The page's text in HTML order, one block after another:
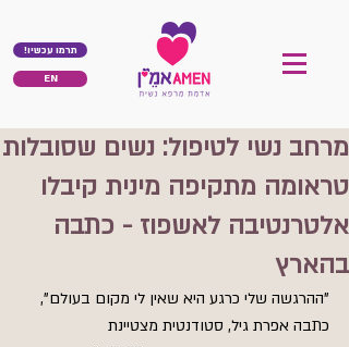
!תרמו עכשיו
EN
מרחב נשי לטיפול: נשים שסובלות
טראומה מתקיפה מינית קיבלו
אלטרנטיבה לאשפוז - כתבה
בהארץ
"ההרגשה שלי כרגע היא שאין לי מקום בעולם",
כתבה אפרת גיל, סטודנטית מצטיינת